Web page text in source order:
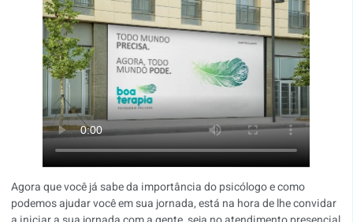
Agora que você já sabe da importância do psicólogo e como
podemos ajudar você em sua jornada, está na hora de lhe convidar